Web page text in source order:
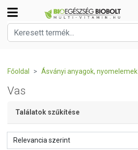
Főoldal Ásványi anyagok, nyomelemek
Vas
Találatok szűkítése
Relevancia szerint